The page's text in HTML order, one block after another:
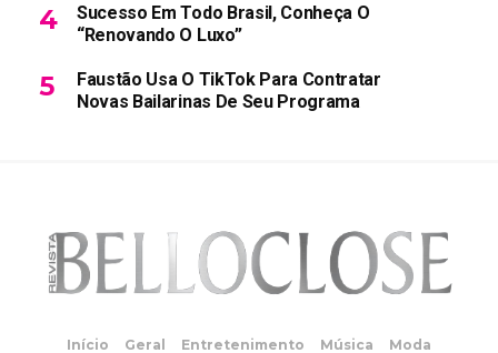
Sucesso Em Todo Brasil, Conheça O
“Renovando O Luxo”
Faustão Usa O TikTok Para Contratar
Novas Bailarinas De Seu Programa
Início Geral Entretenimento Música Moda